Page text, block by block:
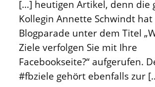
[…] heutigen Artikel, denn die
Kollegin Annette Schwindt
Blogparade unter dem Titel
Ziele verfolgen Sie mit Ihre
Facebookseite?“ aufgerufen.
#fbziele gehört ebenfalls zur